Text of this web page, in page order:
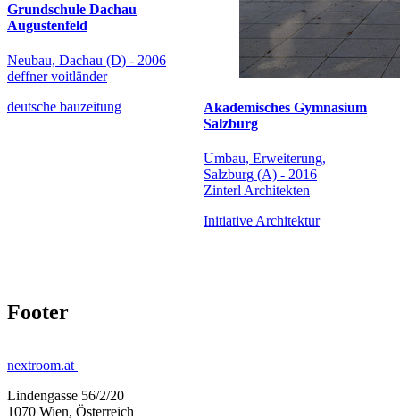
Grundschule Dachau
Augustenfeld
Neubau, Dachau (D) - 2006
deffner voitländer
deutsche bauzeitung
Akademisches Gymnasium
Salzburg
Umbau, Erweiterung,
Salzburg (A) - 2016
Zinterl Architekten
Initiative Architektur
Footer
nextroom.at
Lindengasse 56/2/20
1070 Wien, Österreich